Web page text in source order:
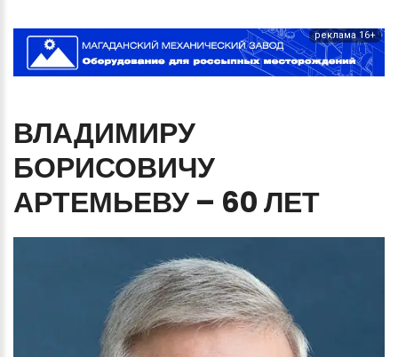
реклама 16+
ВЛАДИМИРУ
БОРИСОВИЧУ
АРТЕМЬЕВУ – 60ЛЕТ